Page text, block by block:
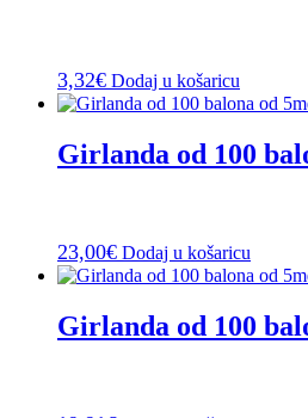
3,32€ Dodaj u košaricu
Girlanda od 100
23,00€ Dodaj u košaricu
Girlanda od 100